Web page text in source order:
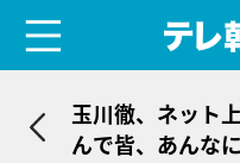
玉川徹、ネット
んで皆、あんな